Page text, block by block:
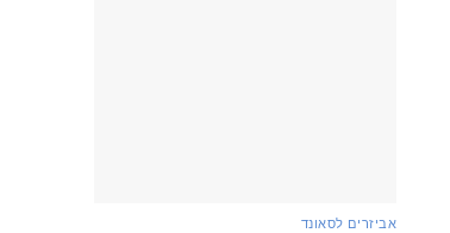
אביזרים לסאונד